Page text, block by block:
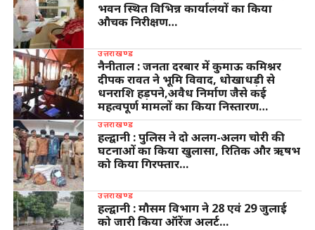
भवन स्थित विभिन्न कार्यालयों का किया
औचक निरीक्षण…
उत्तराखण्ड
नैनीताल : जनता दरबार में कुमाऊ कमिश्नर
दीपक रावत ने भूमि विवाद, धोखाधड़ी से
धनराशि हड़पने,अवैध निर्माण जैसे कई
महत्वपूर्ण मामलों का किया निस्तारण…
उत्तराखण्ड
हल्द्वानी : पुलिस ने दो अलग-अलग चोरी की
घटनाओं का किया खुलासा, रितिक और ऋषभ
को किया गिरफ्तार…
उत्तराखण्ड
हल्द्वानी : मौसम विभाग ने 28 एवं 29 जुलाई
को जारी किया ऑरेंज अलर्ट…